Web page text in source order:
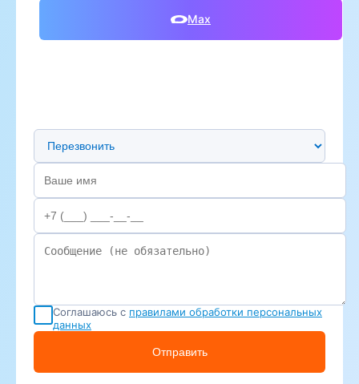
Max
Предпочтительный способ связи
Соглашаюсь с правилами обработки персональных
данных
Отправить